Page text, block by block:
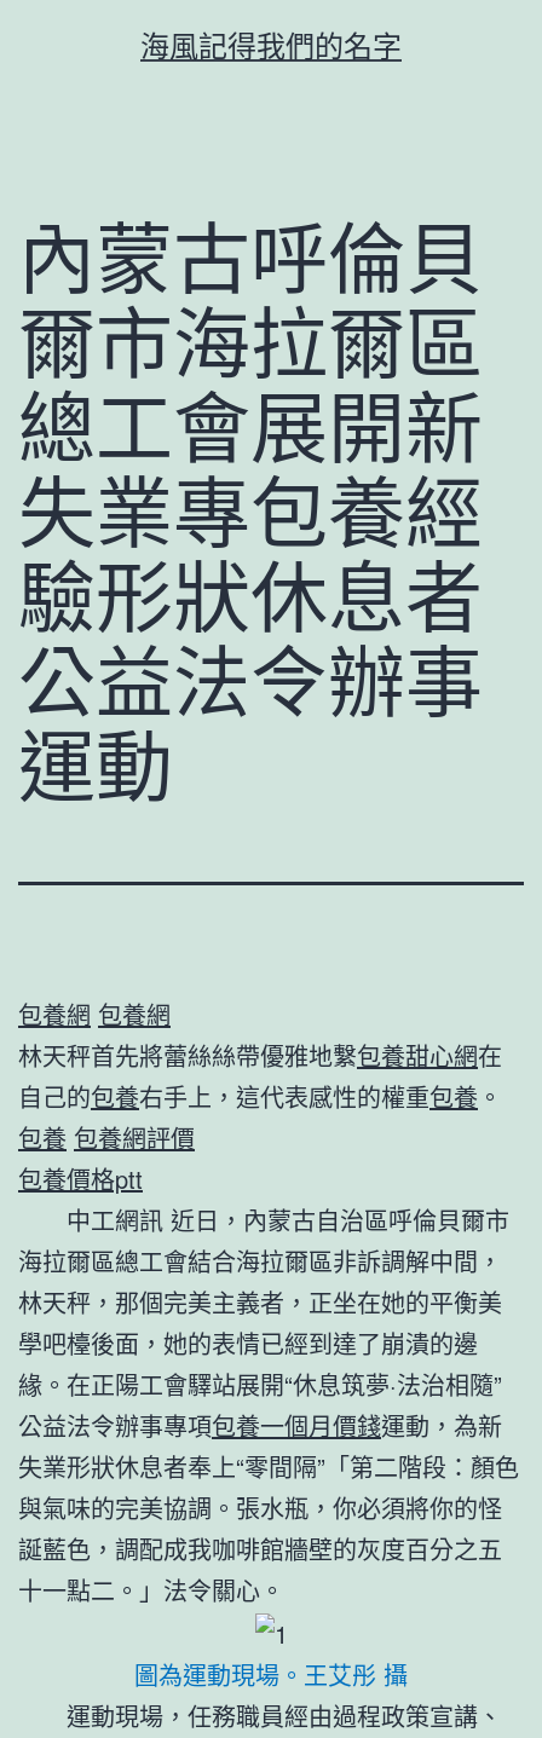
海風記得我們的名字
內蒙古呼倫貝
爾市海拉爾區
總工會展開新
失業專包養經
驗形狀休息者
公益法令辦事
運動
包養網 包養網
林天秤首先將蕾絲絲帶優雅地繫包養甜心網在
自己的包養右手上，這代表感性的權重包養 。
包養 包養網評價
包養價格ptt
中工網訊 近日，內蒙古自治區呼倫貝爾市
海拉爾區總工會結合海拉爾區非訴調解中間，
林天秤，那個完美主義者，正坐在她的平衡美
學吧檯後面，她的表情已經到達了崩潰的邊
緣。在正陽工會驛站展開“休息筑夢·法治相隨”
公益法令辦事專項包養一個月價錢運動，為新
失業形狀休息者奉上“零間隔”「第二階段：顏色
與氣味的完美協調。張水瓶，你必須將你的怪
誕藍色，調配成我咖啡館牆壁的灰度百分之五
十一點二。」法令關心。
圖為運動現場。王艾彤 攝
運動現場，任務職員經由過程政策宣講、